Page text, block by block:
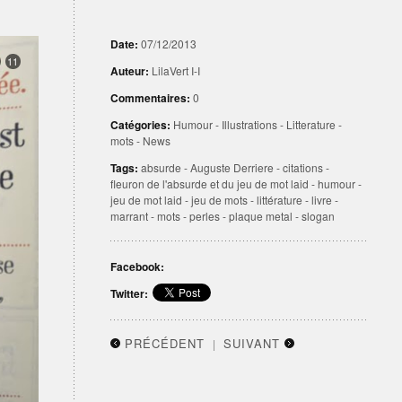
11
Date: 07/12/2013
Auteur: LilaVert I-I
Commentaires: 0
Catégories: Humour- Illustrations- Litterature -
mots- News
Tags: absurde -Auguste Derriere -citations-
fleuron de l'absurde et du jeu de mot laid -humour-
jeu de mot laid -jeu de mots-littérature -livre -
marrant-mots-perles-plaque metal -slogan
Facebook:
Twitter:
PRÉCÉDENT | SUIVANT